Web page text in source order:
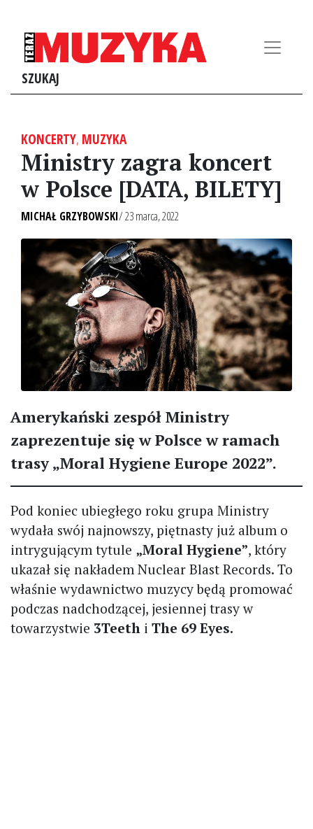
SZUKAJ
KONCERTY, MUZYKA
Ministry zagra koncert
w Polsce [DATA, BILETY]
MICHAŁ GRZYBOWSKI/ 23 marca, 2022
Amerykański zespół Ministry
zaprezentuje się w Polsce w ramach
trasy „Moral Hygiene Europe 2022”.
Pod koniec ubiegłego roku grupa Ministry
wydała swój najnowszy, piętnasty już album o
intrygującym tytule „Moral Hygiene”, który
ukazał się nakładem Nuclear Blast Records. To
właśnie wydawnictwo muzycy będą promować
podczas nadchodzącej, jesiennej trasy w
towarzystwie 3Teeth i The 69 Eyes.